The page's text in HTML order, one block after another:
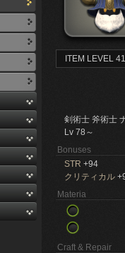
ITEM LEVEL
剣術士 斧術士
Lv 78～
Bonuses
STR +94
クリティカル
Materia
Craft & Repair